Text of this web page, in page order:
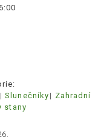
Slunečníky
Zahradní
stany